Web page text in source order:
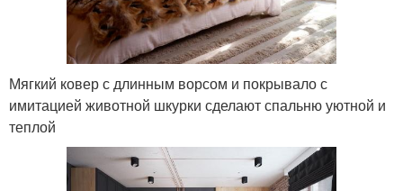
Мягкий ковер с длинным ворсом и покрывало с
имитацией животной шкурки сделают спальню уютной и
теплой